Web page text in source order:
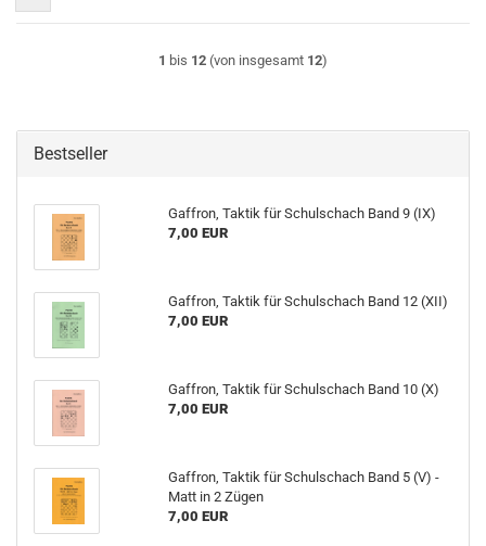
1 bis 12 (von insgesamt 12)
Bestseller
Gaffron, Taktik für Schulschach Band 9 (IX)
7,00 EUR
Gaffron, Taktik für Schulschach Band 12 (XII)
7,00 EUR
Gaffron, Taktik für Schulschach Band 10 (X)
7,00 EUR
Gaffron, Taktik für Schulschach Band 5 (V) -
Matt in 2 Zügen
7,00 EUR